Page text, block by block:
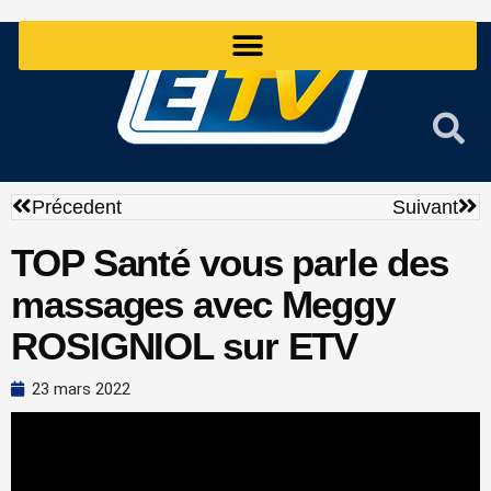
Précédent
Précedent Suivant
TOP Santé vous parle des
massages avec Meggy
ROSIGNIOL sur ETV
23 mars 2022